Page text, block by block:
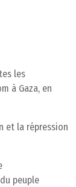
les
à Gaza, en
et la répression
peuple